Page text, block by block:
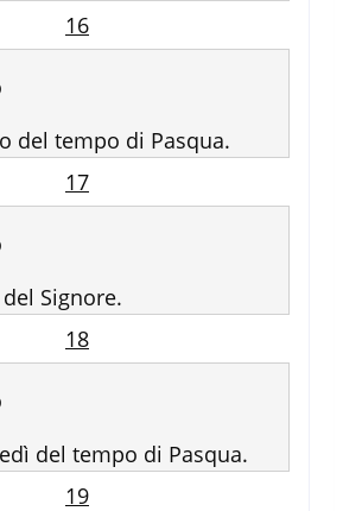
16
del tempo di Pasqua.
17
Signore.
18
del tempo di Pasqua.
19